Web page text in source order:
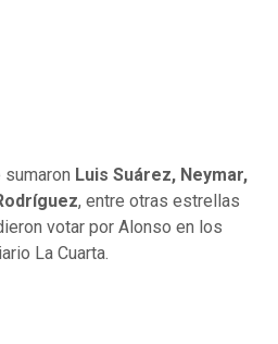
Luis Suárez, Neymar,
, entre otras estrellas
votar por Alonso en los
La Cuarta.